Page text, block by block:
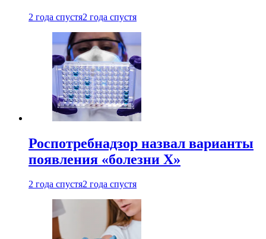
2 года спустя2 года спустя
Роспотребнадзор назвал варианты
появления «болезни Х»
2 года спустя2 года спустя